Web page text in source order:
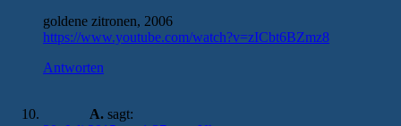
goldene zitronen, 2006
https://www.youtube.com/watch?v=zICbt6BZmz8
Antworten
A. sagt: